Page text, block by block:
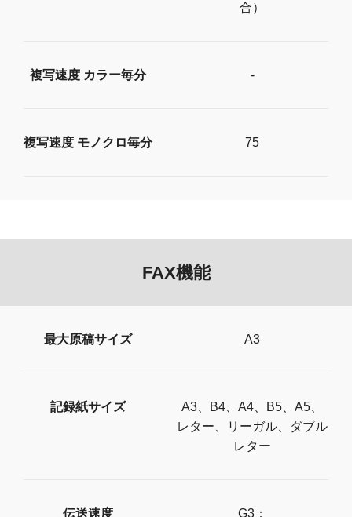
合）
複写速度 カラー毎分 -
複写速度 モノクロ毎分 75
FAX機能
最大原稿サイズ A3
記録紙サイズ
A3、B4、A4、B5、A5、
レター、リーガル、ダブル
レター
伝送速度
G3：